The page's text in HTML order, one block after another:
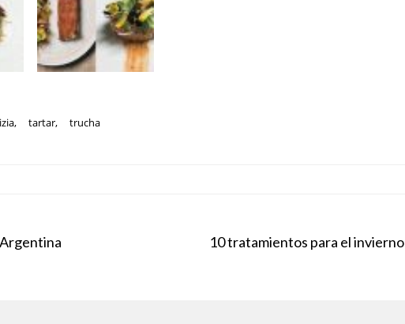
, tartar, trucha
10 tratamientos para el invierno